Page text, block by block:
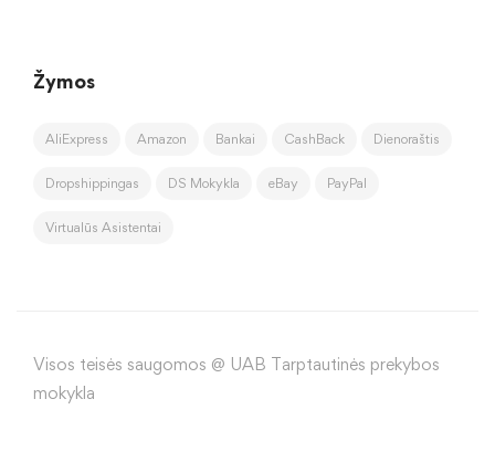
Žymos
AliExpress Amazon Bankai CashBack Dienoraštis
Dropshippingas DS Mokykla eBay PayPal
Virtualūs Asistentai
Visos teisės saugomos @ UAB Tarptautinės prekybos
mokykla